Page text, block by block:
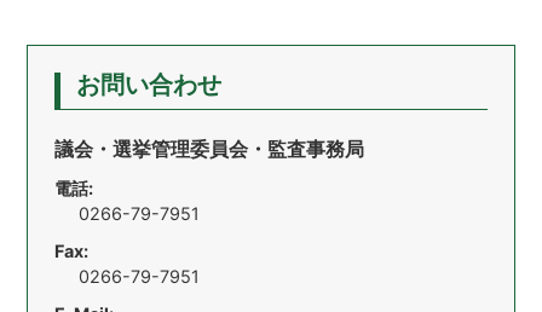
お問い合わせ
議会・選挙管理委員会・監査事務局
電話:
0266-79-7951
Fax:
0266-79-7951